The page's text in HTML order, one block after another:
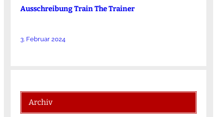
Ausschreibung Train The Trainer
3. Februar 2024
Archiv